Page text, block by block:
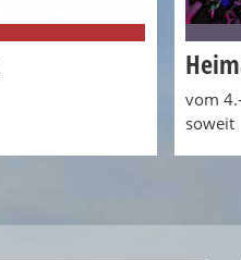
vom
soweit